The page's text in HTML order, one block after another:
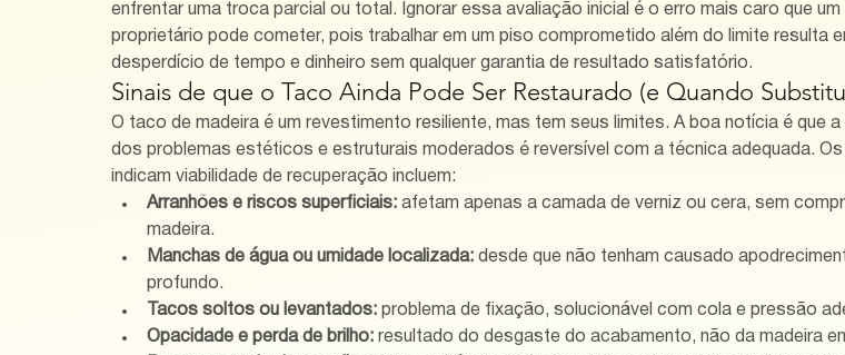
enfrentar uma troca parcial ou total. Ignorar essa avaliação inicial é o erro mais caro que um
proprietário pode cometer, pois trabalhar em um piso comprometido além do limite resulta
desperdício de tempo e dinheiro sem qualquer garantia de resultado satisfatório.
Sinais de que o Taco Ainda Pode Ser Restaurado (e Quando
O taco de madeira é um revestimento resiliente, mas tem seus limites. A boa notícia é que a
dos problemas estéticos e estruturais moderados é reversível com a técnica adequada. Os
indicam viabilidade de recuperação incluem:
Arranhões e riscos superficiais: afetam apenas a camada de verniz ou cera, sem
madeira.
Manchas de água ou umidade localizada: desde que não tenham causado
profundo.
Tacos soltos ou levantados: problema de fixação, solucionável com cola e pressão
Opacidade e perda de brilho: resultado do desgaste do acabamento, não da madeira